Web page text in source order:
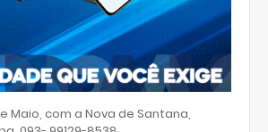
Maio, com a Nova de Santana,